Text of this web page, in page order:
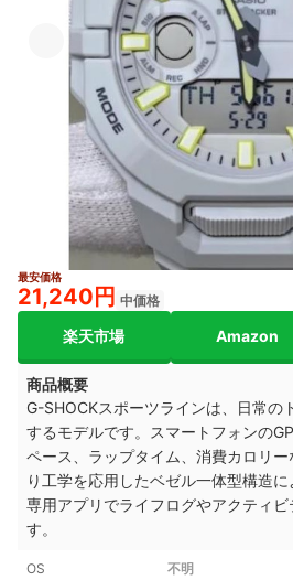
最安価格
21,240円 中価格
楽天市場 Amazon
商品概要
G-SHOCKスポーツラインは、日常の
するモデルです。スマートフォンの
ペース、ラップタイム、消費カロリ
り工学を応用したベゼル一体型構造に
専用アプリでライフログやアクティ
す。
OS 不明